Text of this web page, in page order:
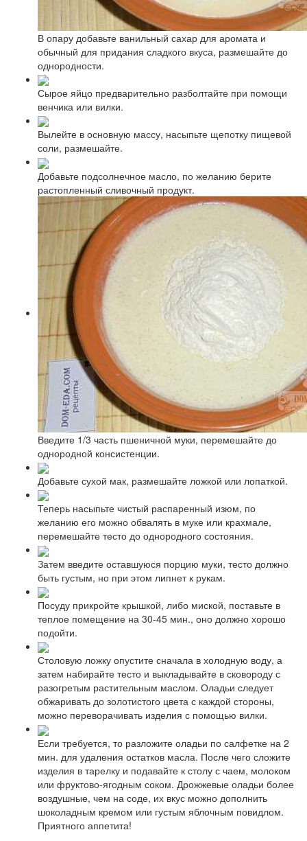
В опару добавьте ванильный сахар для аромата и
обычный для придания сладкого вкуса, размешайте до
однородности.
Сырое яйцо предварительно разболтайте при помощи
венчика или вилки.
Вылейте в основную массу, насыпьте щепотку пищевой
соли, размешайте.
Добавьте подсолнечное масло, по желанию берите
растопленный сливочный продукт.
Введите 1/3 часть пшеничной муки, перемешайте до
однородной консистенции.
Добавьте сухой мак, размешайте ложкой или лопаткой.
Теперь насыпьте чистый распаренный изюм, по
желанию его можно обвалять в муке или крахмале,
перемешайте тесто до однородного состояния.
Затем введите оставшуюся порцию муки, тесто должно
быть густым, но при этом липнет к рукам.
Посуду прикройте крышкой, либо миской, поставьте в
теплое помещение на 30-45 мин., оно должно хорошо
подойти.
Столовую ложку опустите сначала в холодную воду, а
затем набирайте тесто и выкладывайте в сковороду с
разогретым растительным маслом. Оладьи следует
обжаривать до золотистого цвета с каждой стороны,
можно переворачивать изделия с помощью вилки.
Если требуется, то разложите оладьи по салфетке на 2
мин. для удаления остатков масла. После чего сложите
изделия в тарелку и подавайте к столу с чаем, молоком
или фруктово-ягодным соком. Дрожжевые оладьи более
воздушные, чем на соде, их вкус можно дополнить
шоколадным кремом или густым яблочным повидлом.
Приятного аппетита!